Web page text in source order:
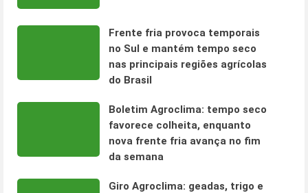
Frente fria provoca temporais
no Sul e mantém tempo seco
nas principais regiões agrícolas
do Brasil
Boletim Agroclima: tempo seco
favorece colheita, enquanto
nova frente fria avança no fim
da semana
Giro Agroclima: geadas, trigo e